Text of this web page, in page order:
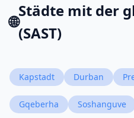
🌐
Städte mit der
(SAST)
Kapstadt Durban
Gqeberha Soshanguve